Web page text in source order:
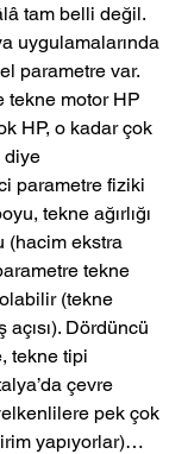
tam belli değil.
uygulamalarında
parametre var.
tekne motor HP
HP, o kadar çok
diye
parametre fiziki
tekne ağırlığı
(hacim ekstra
tekne
(tekne
Dördüncü
tekne tipi
çevre
pek çok
yapıyorlar)…